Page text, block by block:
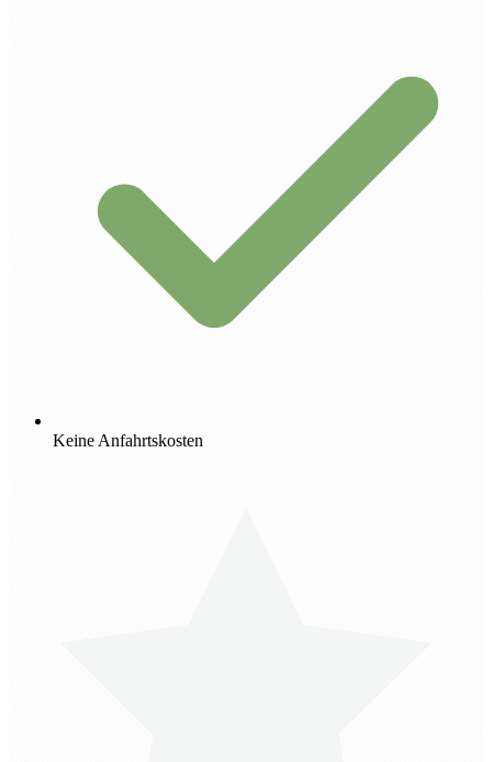
Keine Anfahrtskosten